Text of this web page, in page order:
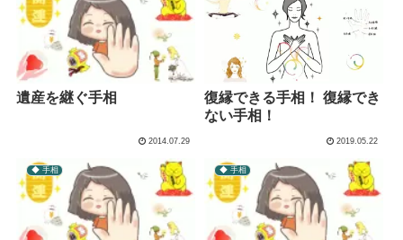
遺産を継ぐ手相
2014.07.29
復縁できる手相！ 復縁でき
ない手相！
2019.05.22
◆ 手相 ◆ 手相